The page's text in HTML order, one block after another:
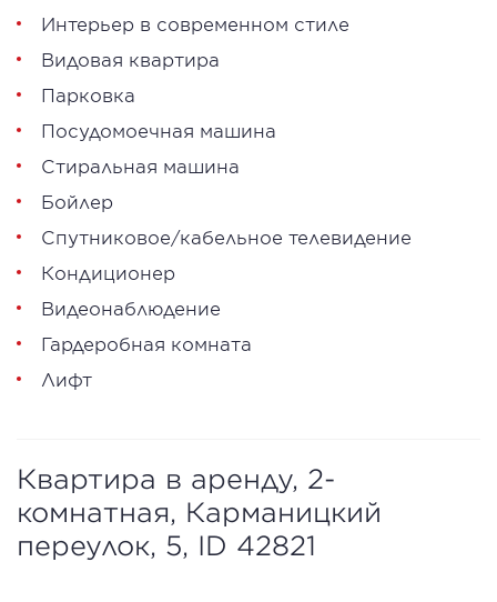
Интерьер в современном стиле
Видовая квартира
Парковка
Посудомоечная машина
Стиральная машина
Бойлер
Спутниковое/кабельное телевидение
Кондиционер
Видеонаблюдение
Гардеробная комната
Лифт
Квартира в аренду, 2-
комнатная, Карманицкий
переулок, 5, ID 42821